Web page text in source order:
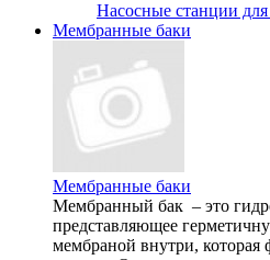
Насосные станции
Мембранные баки
Мембранные баки
Мембранный бак – это
представляющее
мембраной внутри, которая